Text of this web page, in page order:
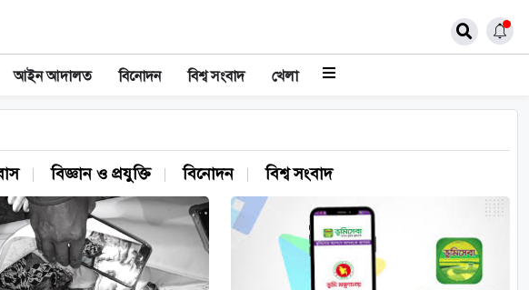
আইন আদালত বিনোদন বিশ্ব সংবাদ খেলা
বিজ্ঞান ও প্রযুক্তি বিনোদন বিশ্ব সংবাদ